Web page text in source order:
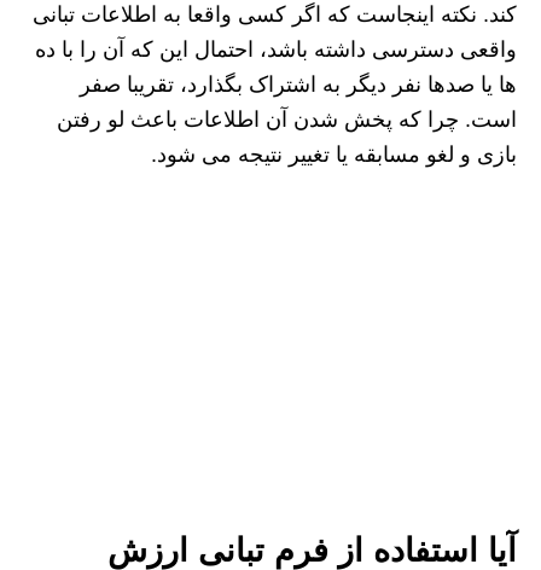
کند. نکته اینجاست که اگر کسی واقعا به اطلاعات تبانی
واقعی دسترسی داشته باشد، احتمال این که آن را با ده‌
ها یا صدها نفر دیگر به اشتراک بگذارد، تقریبا صفر
است. چرا که پخش شدن آن اطلاعات باعث لو رفتن
بازی و لغو مسابقه یا تغییر نتیجه می‌ شود.
آیا استفاده از فرم تبانی ارزش